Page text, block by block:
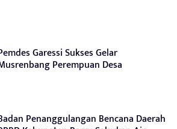
Garessi Sukses Gelar
Perempuan Desa
Penanggulangan Bencana Daerah